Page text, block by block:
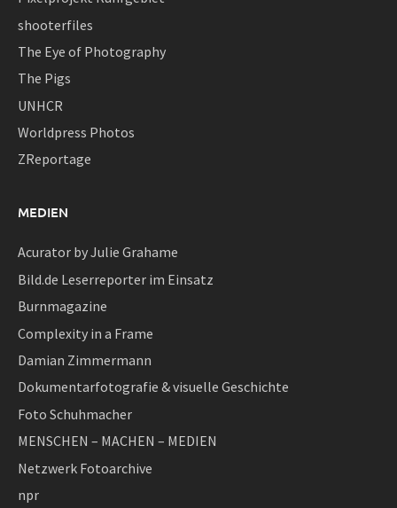
shooterfiles
The Eye of Photography
The Pigs
UNHCR
Worldpress Photos
ZReportage
MEDIEN
Acurator by Julie Grahame
Bild.de Leserreporter im Einsatz
Burnmagazine
Complexity in a Frame
Damian Zimmermann
Dokumentarfotografie & visuelle Geschichte
Foto Schuhmacher
MENSCHEN – MACHEN – MEDIEN
Netzwerk Fotoarchive
npr